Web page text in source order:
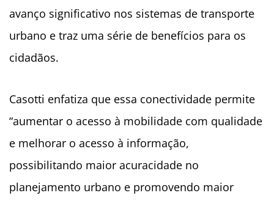
avanço significativo nos sistemas de transporte
urbano e traz uma série de benefícios para os
cidadãos.
Casotti enfatiza que essa conectividade permite
“aumentar o acesso à mobilidade com qualidade
e melhorar o acesso à informação,
possibilitando maior acuracidade no
planejamento urbano e promovendo maior